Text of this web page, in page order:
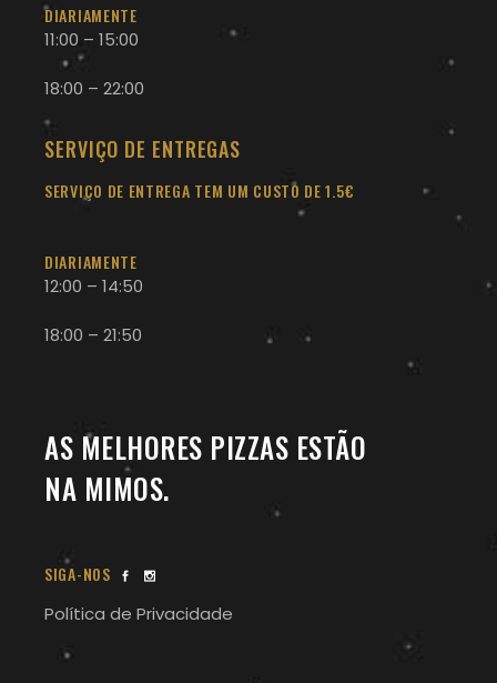
DIARIAMENTE
11:00 – 15:00
18:00 – 22:00
SERVIÇO DE ENTREGAS
SERVIÇO DE ENTREGA TEM UM CUSTO DE 1.5€
DIARIAMENTE
12:00 – 14:50
18:00 – 21:50
AS MELHORES PIZZAS ESTÃO
NA MIMOS.
SIGA-NOS
Política de Privacidade